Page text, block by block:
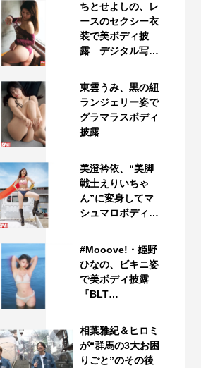
ちとせよしの、レ
ースのセクシー衣
装で美ボディ披
露 デジタル写…
東雲うみ、黒の紐
ランジェリー姿で
グラマラスボディ
披露
美澄衿依、“美脚
戦士えりいちゃ
ん”に変身してマ
シュマロボディ…
#Mooove!・姫野
ひなの、ビキニ姿
で美ボディ披露
『BLT…
相葉雅紀＆ヒロミ
が“群馬の3大お困
りごと”のその後